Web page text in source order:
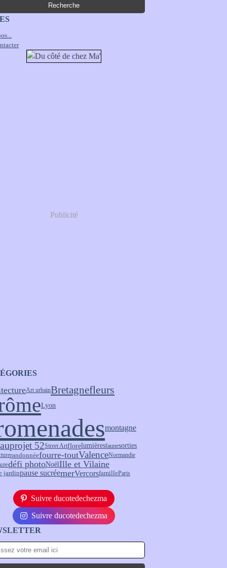
Publicité
Art urbainBretagnefleurs
Lyon
montagne
projet 52Street Artflorelumièresfaunesorties
randonnéefourre-toutValenceNormandie
défi photoNoëlIlle et Vilaine
jardinpause sucréemerVercorsfamilleParis
Suivre ducotedechezma
Suivre ducotedechezma